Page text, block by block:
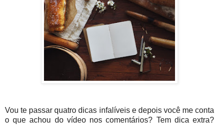
Vou te passar quatro dicas infalíveis e depois você me conta
o que achou do vídeo nos comentários? Tem dica extra?